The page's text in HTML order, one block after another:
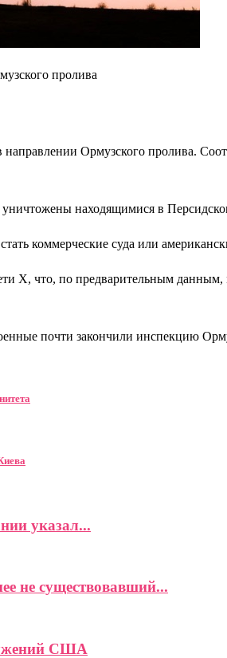
пролива
Ормузского пролива.
находящимися в
коммерческие суда или
X, что, по предварительным
почти закончили инспекцию
указал...
не существовавший...
США